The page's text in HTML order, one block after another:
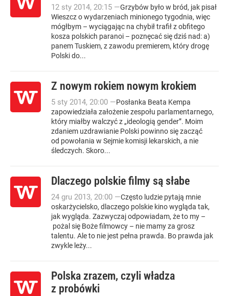
12 sty 2014, 20:15 —Grzybów było w bród, jak pisał
Wieszcz o wydarzeniach minionego tygodnia, więc
mógłbym – wyciągając na chybił trafił z obfitego
kosza polskich paranoi – poznęcać się dziś nad: a)
panem Tuskiem, z zawodu premierem, który drogę
Polski do...
Z nowym rokiem nowym krokiem
5 sty 2014, 20:00 —Posłanka Beata Kempa
zapowiedziała założenie zespołu parlamentarnego,
który miałby walczyć z „ideologią gender”. Moim
zdaniem uzdrawianie Polski powinno się zacząć
od powołania w Sejmie komisji lekarskich, a nie
śledczych. Skoro...
Dlaczego polskie filmy są słabe
24 gru 2013, 20:00 —Często ludzie pytają mnie
oskarżycielsko, dlaczego polskie kino wygląda tak,
jak wygląda. Zazwyczaj odpowiadam, że to my –
pożal się Boże filmowcy – nie mamy za grosz
talentu. Ale to nie jest pełna prawda. Bo prawda jak
zwykle leży...
Polska zrazem, czyli władza
z probówki